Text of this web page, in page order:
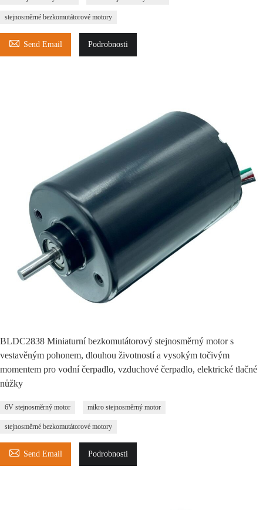
stejnosměrné bezkomutátorové motory
 Send Email Podrobnosti
BLDC2838 Miniaturní bezkomutátorový stejnosměrný motor s
vestavěným pohonem, dlouhou životností a vysokým točivým
momentem pro vodní čerpadlo, vzduchové čerpadlo, elektrické tlačné
nůžky
6V stejnosměrný motor mikro stejnosměrný motor
stejnosměrné bezkomutátorové motory
 Send Email Podrobnosti